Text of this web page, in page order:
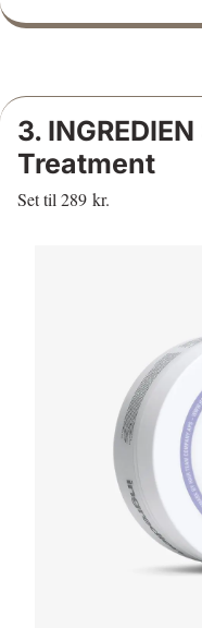
3.
Treatment
Set til 289 kr.